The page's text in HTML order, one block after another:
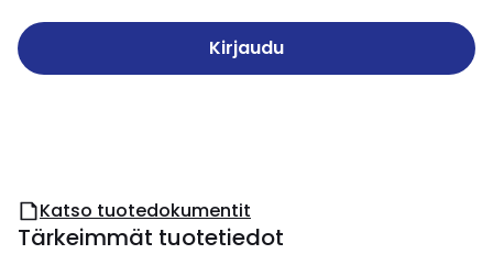
Kirjaudu
Katso tuotedokumentit
Tärkeimmät tuotetiedot